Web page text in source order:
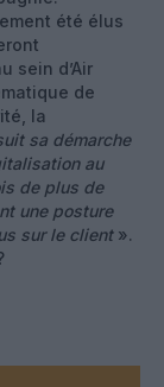
été élus
sein d’Air
de
la
sa démarche
au
de plus de
une posture
sur le client».